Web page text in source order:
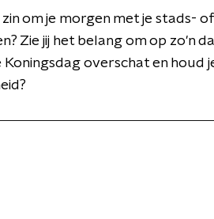
zin om je morgen met je stads-
Zie jij het belang om op zo'n
Koningsdag overschat en houd